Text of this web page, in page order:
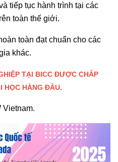
tiếp tục hành trình tại các
toàn thế giới.
toàn đạt chuẩn cho các
khác.
TẠI BICC ĐƯỢC CHẤP
HỌC HÀNG ĐẦU.
Vietnam.